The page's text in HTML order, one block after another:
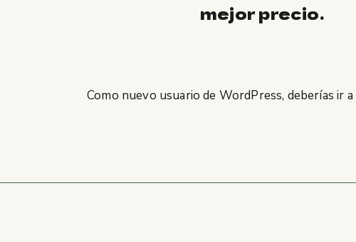
mejor precio.
Como nuevo usuario de WordPress, deberías ir a